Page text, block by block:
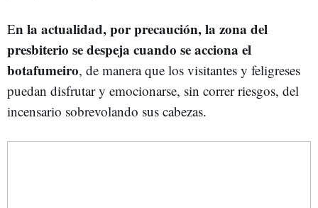
En la actualidad, por precaución, la zona del
presbiterio se despeja cuando se acciona el
botafumeiro, de manera que los visitantes y feligreses
puedan disfrutar y emocionarse, sin correr riesgos, del
incensario sobrevolando sus cabezas.